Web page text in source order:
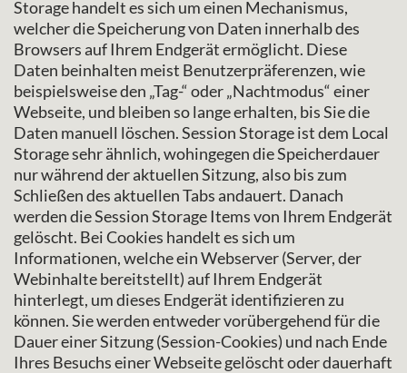
Storage handelt es sich um einen Mechanismus,
welcher die Speicherung von Daten innerhalb des
Browsers auf Ihrem Endgerät ermöglicht. Diese
Daten beinhalten meist Benutzerpräferenzen, wie
beispielsweise den „Tag-“ oder „Nachtmodus“ einer
Webseite, und bleiben so lange erhalten, bis Sie die
Daten manuell löschen. Session Storage ist dem Local
Storage sehr ähnlich, wohingegen die Speicherdauer
nur während der aktuellen Sitzung, also bis zum
Schließen des aktuellen Tabs andauert. Danach
werden die Session Storage Items von Ihrem Endgerät
gelöscht. Bei Cookies handelt es sich um
Informationen, welche ein Webserver (Server, der
Webinhalte bereitstellt) auf Ihrem Endgerät
hinterlegt, um dieses Endgerät identifizieren zu
können. Sie werden entweder vorübergehend für die
Dauer einer Sitzung (Session-Cookies) und nach Ende
Ihres Besuchs einer Webseite gelöscht oder dauerhaft